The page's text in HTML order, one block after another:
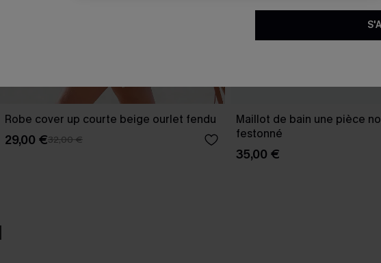
Robe cover up courte beige ourlet fendu
29,00 €32,00 €
Maillot de bain une pièce
festonné
35,00 €